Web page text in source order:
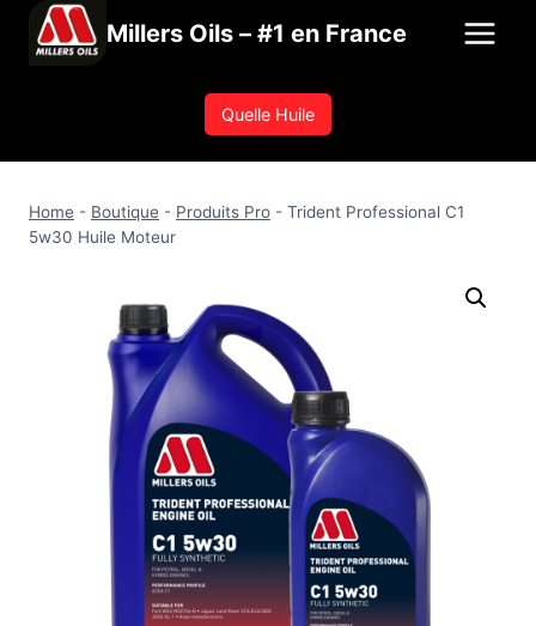
Millers Oils – #1 en France
Quelle Huile
Home - Boutique - Produits Pro - Trident Professional C1
5w30 Huile Moteur